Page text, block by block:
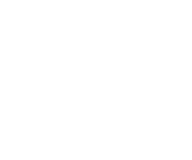
喚起・申込停止)など、空
連情報を集計し、図解でわ